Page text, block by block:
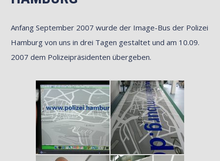
Anfang September 2007 wurde der Image-Bus der Polizei
Hamburg von uns in drei Tagen gestaltet und am 10.09.
2007 dem Polizeipräsidenten übergeben.